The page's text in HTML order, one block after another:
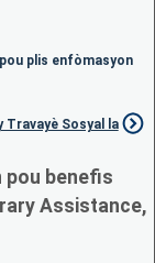
plis enfòmasyon
Travayè Sosyal la
pou benefis
Assistance,